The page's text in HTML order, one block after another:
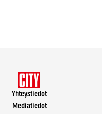
Yhteystiedot
Mediatiedot